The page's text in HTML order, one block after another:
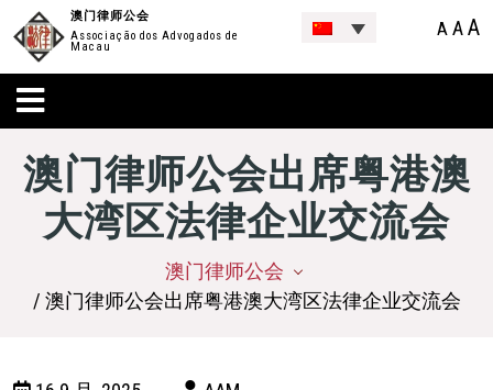
澳门律师公会
Associação dos Advogados de
Macau
A AA
澳门律师公会出席粤港澳
大湾区法律企业交流会
澳门律师公会
/ 澳门律师公会出席粤港澳大湾区法律企业交流会